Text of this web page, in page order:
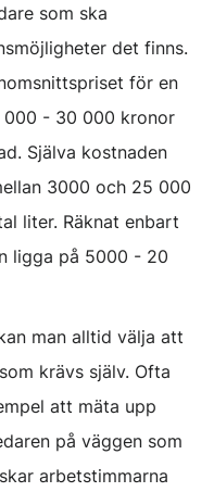
som ska
det finns.
för en
000 - 30 000 kronor
Själva kostnaden
3000 och 25 000
liter. Räknat enbart
ligga på 5000 - 20
man alltid välja att
krävs själv. Ofta
att mäta upp
på väggen som
arbetstimmarna